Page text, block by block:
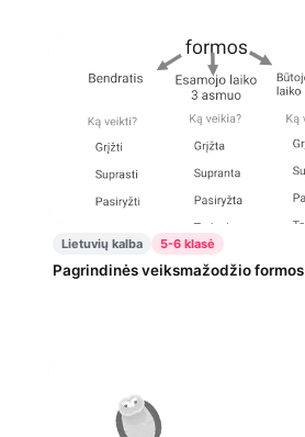
Lietuvių kalba 5-6 klasė
Pagrindinės veiksmažodžio formos